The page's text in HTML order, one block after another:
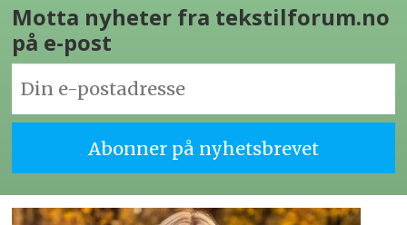
Motta nyheter fra tekstilforum.no
på e-post